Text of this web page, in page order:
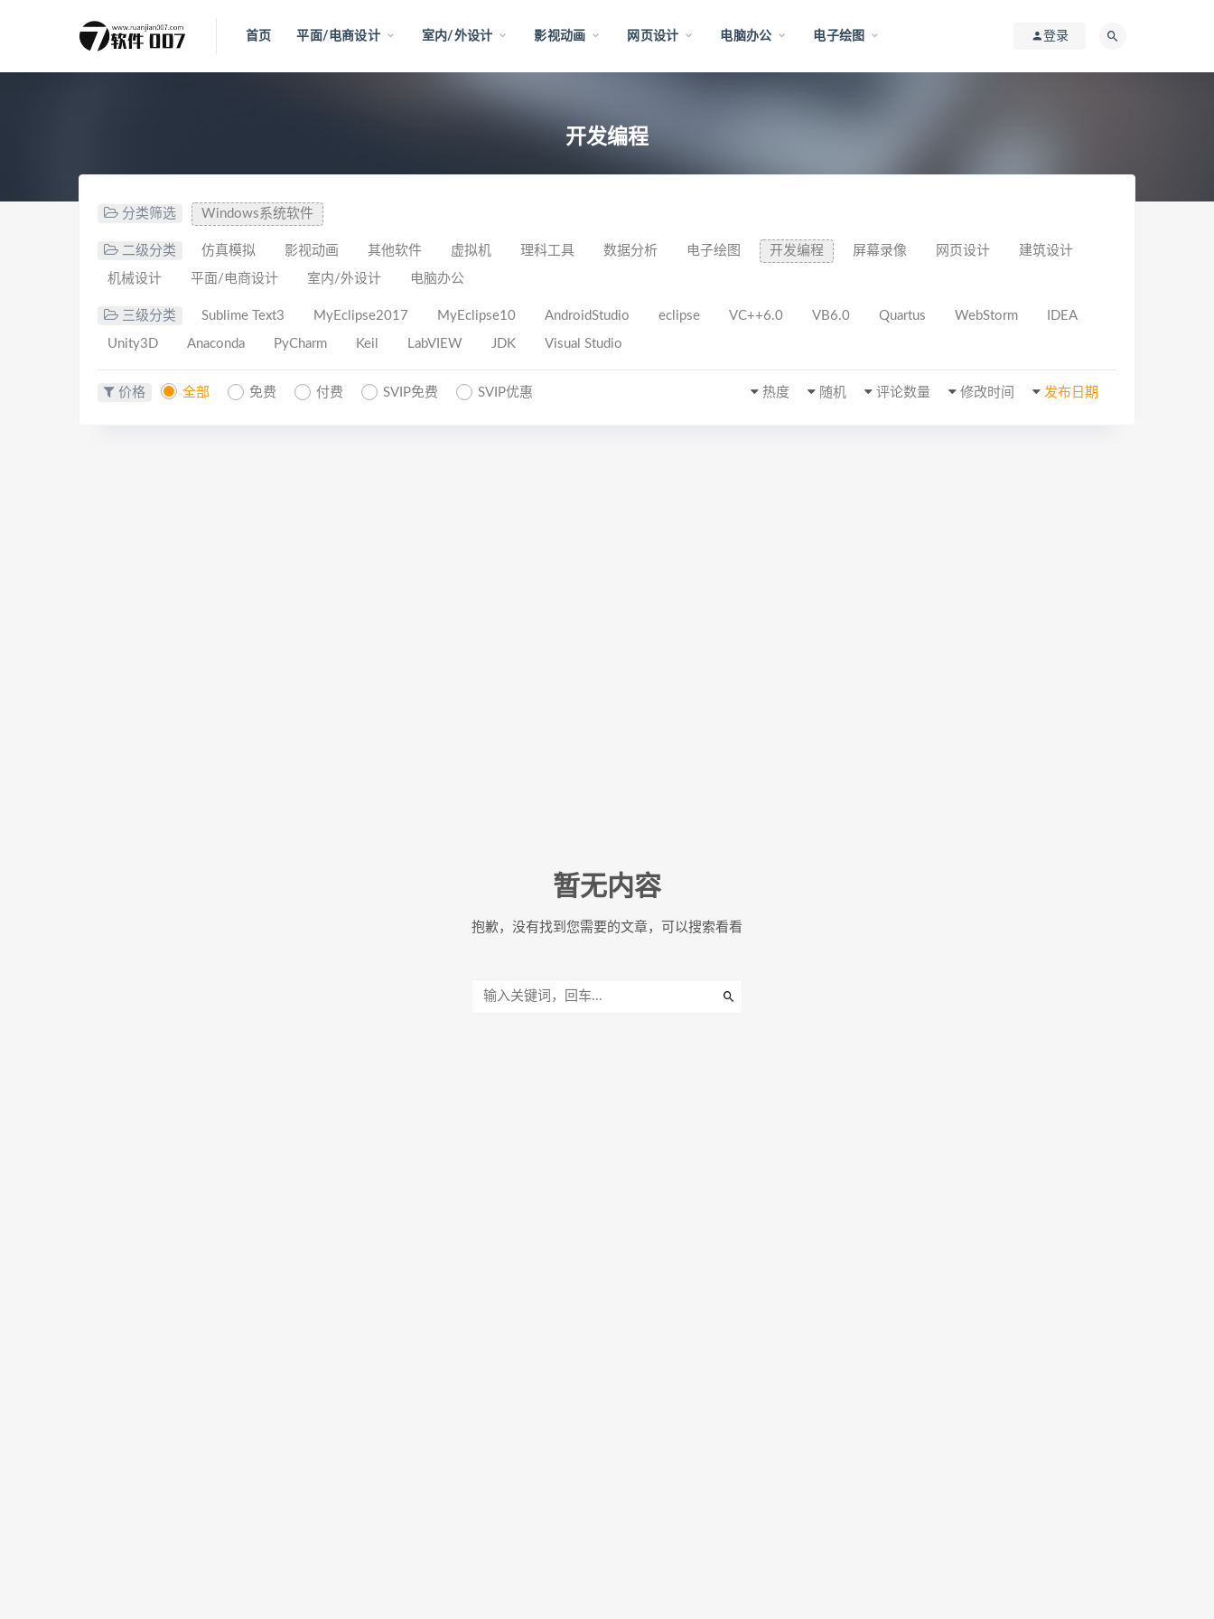
首页 平面/电商设计 室内/外设计 影视动画 网页设计 电脑办公 电子绘图 登录
开发编程
分类筛选 Windows系统软件
二级分类 仿真模拟 影视动画 其他软件 虚拟机 理科工具 数据分析 电子绘图 开发编程 屏幕录像 网页设计 建筑设计
机械设计 平面/电商设计 室内/外设计 电脑办公
三级分类 Sublime Text3 MyEclipse2017 MyEclipse10 AndroidStudio eclipse VC++6.0 VB6.0 Quartus WebStorm IDEA
Unity3D Anaconda PyCharm Keil LabVIEW JDK Visual Studio
价格 全部 免费 付费 SVIP免费 SVIP优惠 发布日期
修改时间
评论数量
随机
热度
暂无内容
抱歉，没有找到您需要的文章，可以搜索看看